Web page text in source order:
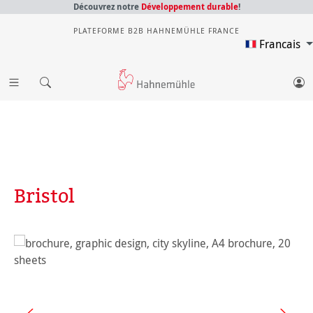
Découvrez notre Développement durable!
PLATEFORME B2B HAHNEMÜHLE FRANCE
Francais
Bristol
Ignorer la galerie d'images